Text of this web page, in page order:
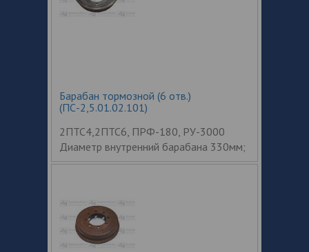
Барабан тормозной (6 отв.)
(ПС-2,5.01.02.101)
2ПТС4,2ПТС6, ПРФ-180, РУ-3000
Диаметр внутренний барабана 330мм;